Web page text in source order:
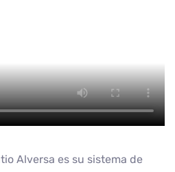
Alversa es su sistema de